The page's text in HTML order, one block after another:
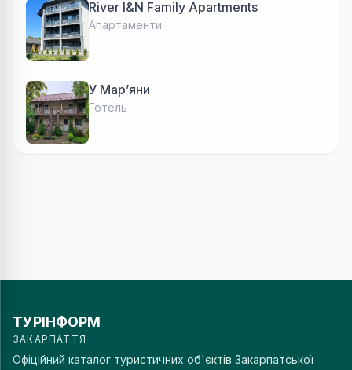
River I&N Family Apartments
Апартаменти
У Марʼяни
Готель
ТУРІНФОРМ
ЗАКАРПАТТЯ
Офіційний каталог туристичних об'єктів Закарпатської